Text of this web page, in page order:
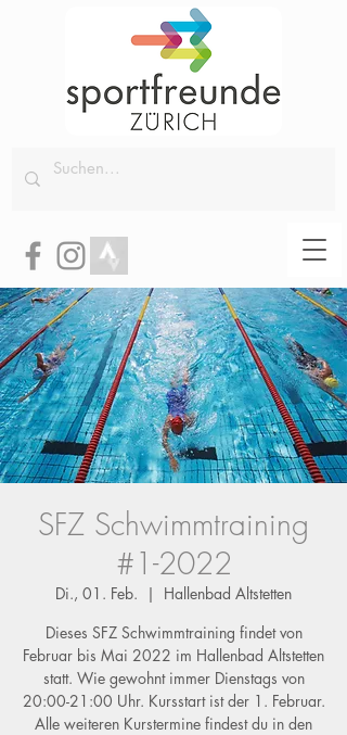
SFZ Schwimmtraining
#1-2022
Di., 01. Feb.
  |
Hallenbad Altstetten
Dieses SFZ Schwimmtraining findet von
Februar bis Mai 2022 im Hallenbad Altstetten
statt. Wie gewohnt immer Dienstags von
20:00-21:00 Uhr. Kursstart ist der 1. Februar.
Alle weiteren Kurstermine findest du in den